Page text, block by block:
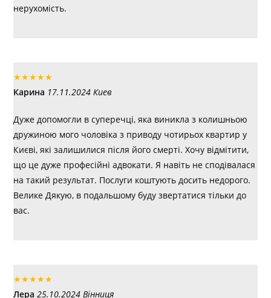
нерухомість.
★★★★★
Карина 17.11.2024 Киев
Дуже допомогли в суперечці, яка виникла з колишньою
дружиною мого чоловіка з приводу чотирьох квартир у
Києві, які залишилися після його смерті. Хочу відмітити,
що це дуже професійні адвокати. Я навіть не сподівалася
на такий результат. Послуги коштують досить недорого.
Велике Дякую, в подальшому буду звертатися тільки до
вас.
★★★★★
Лера 25.10.2024 Вінниця